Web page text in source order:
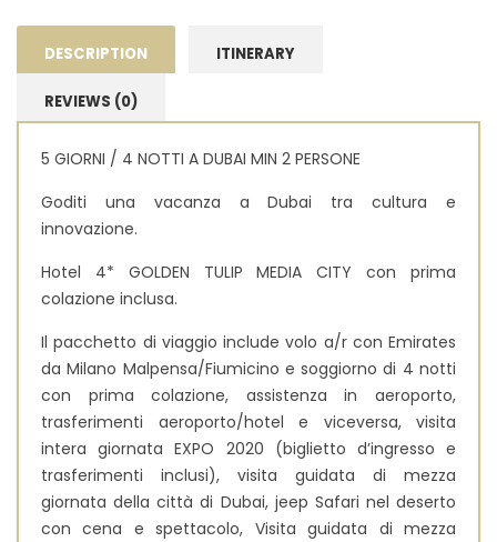
DESCRIPTION ITINERARY
REVIEWS (0)
5 GIORNI / 4 NOTTI A DUBAI MIN 2 PERSONE
Goditi una vacanza a Dubai tra cultura e
innovazione.
Hotel 4* GOLDEN TULIP MEDIA CITY con prima
colazione inclusa.
Il pacchetto di viaggio include volo a/r con Emirates
da Milano Malpensa/Fiumicino e soggiorno di 4 notti
con prima colazione, assistenza in aeroporto,
trasferimenti aeroporto/hotel e viceversa, visita
intera giornata EXPO 2020 (biglietto d’ingresso e
trasferimenti inclusi), visita guidata di mezza
giornata della città di Dubai, jeep Safari nel deserto
con cena e spettacolo, Visita guidata di mezza